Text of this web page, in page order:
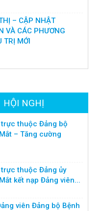
– CẬP NHẬT
VÀ CÁC PHƯƠNG
TRỊ MỚI
HỘI NGHỊ
trực thuộc Đảng bộ
– Tăng cường
trực thuộc Đảng ủy
kết nạp Đảng viên...
viên Đảng bộ Bệnh